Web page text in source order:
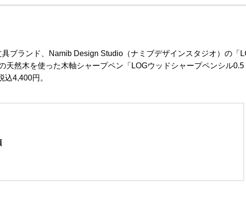
ブランド、Namib Design Studio（ナミブデザインスタジオ）の「
天然木を使った木軸シャープペン「LOGウッドシャープペンシル0.5
4,400円。